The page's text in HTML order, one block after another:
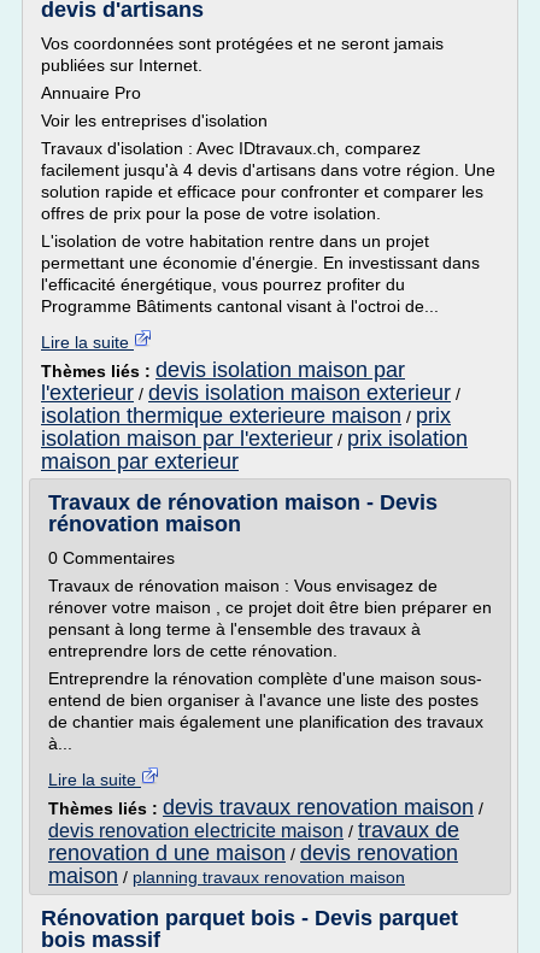
devis d'artisans
Vos coordonnées sont protégées et ne seront jamais
publiées sur Internet.
Annuaire Pro
Voir les entreprises d'isolation
Travaux d'isolation : Avec IDtravaux.ch, comparez
facilement jusqu'à 4 devis d'artisans dans votre région. Une
solution rapide et efficace pour confronter et comparer les
offres de prix pour la pose de votre isolation.
L'isolation de votre habitation rentre dans un projet
permettant une économie d'énergie. En investissant dans
l'efficacité énergétique, vous pourrez profiter du
Programme Bâtiments cantonal visant à l'octroi de...
Lire la suite
Thèmes liés : devis isolation maison par
l'exterieur / devis isolation maison exterieur /
isolation thermique exterieure maison / prix
isolation maison par l'exterieur / prix isolation
maison par exterieur
Travaux de rénovation maison - Devis
rénovation maison
0 Commentaires
Travaux de rénovation maison : Vous envisagez de
rénover votre maison , ce projet doit être bien préparer en
pensant à long terme à l'ensemble des travaux à
entreprendre lors de cette rénovation.
Entreprendre la rénovation complète d'une maison sous-
entend de bien organiser à l'avance une liste des postes
de chantier mais également une planification des travaux
à...
Lire la suite
Thèmes liés : devis travaux renovation maison /
devis renovation electricite maison / travaux de
renovation d une maison / devis renovation
maison / planning travaux renovation maison
Rénovation parquet bois - Devis parquet
bois massif